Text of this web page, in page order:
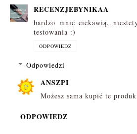
RECENZJEBYNIKAA
bardzo mnie ciekawią,
testowania :)
ODPOWIEDZ
Odpowiedzi
ANSZPI
Możesz sama kupić te
ODPOWIEDZ